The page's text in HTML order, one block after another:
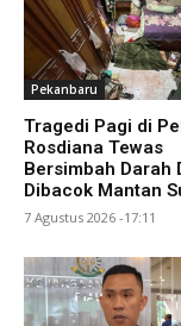
Pekanbaru
Tragedi Pagi di
Rosdiana Tewas
Bersimbah Darah
Dibacok Mantan
7 Agustus 2026 -17:11